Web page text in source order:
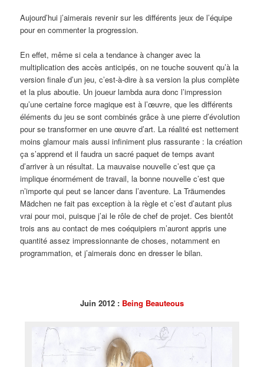
Aujourd’hui j’aimerais revenir sur les différents jeux de l’équipe
pour en commenter la progression.
En effet, même si cela a tendance à changer avec la
multiplication des accès anticipés, on ne touche souvent qu’à la
version finale d’un jeu, c’est-à-dire à sa version la plus complète
et la plus aboutie. Un joueur lambda aura donc l’impression
qu’une certaine force magique est à l’œuvre, que les différents
éléments du jeu se sont combinés grâce à une pierre d’évolution
pour se transformer en une œuvre d’art. La réalité est nettement
moins glamour mais aussi infiniment plus rassurante : la création
ça s’apprend et il faudra un sacré paquet de temps avant
d’arriver à un résultat. La mauvaise nouvelle c’est que ça
implique énormément de travail, la bonne nouvelle c’est que
n’importe qui peut se lancer dans l’aventure. La Träumendes
Mädchen ne fait pas exception à la règle et c’est d’autant plus
vrai pour moi, puisque j’ai le rôle de chef de projet. Ces bientôt
trois ans au contact de mes coéquipiers m’auront appris une
quantité assez impressionnante de choses, notamment en
programmation, et j’aimerais donc en dresser le bilan.
Juin 2012 : Being Beauteous